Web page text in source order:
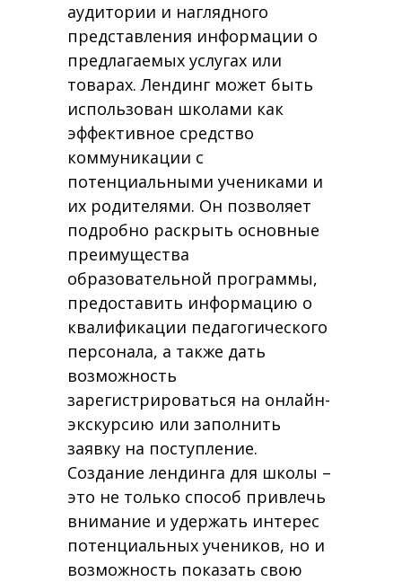
аудитории и наглядного
представления информации о
предлагаемых услугах или
товарах. Лендинг может быть
использован школами как
эффективное средство
коммуникации с
потенциальными учениками и
их родителями. Он позволяет
подробно раскрыть основные
преимущества
образовательной программы,
предоставить информацию о
квалификации педагогического
персонала, а также дать
возможность
зарегистрироваться на онлайн-
экскурсию или заполнить
заявку на поступление.
Создание лендинга для школы –
это не только способ привлечь
внимание и удержать интерес
потенциальных учеников, но и
возможность показать свою